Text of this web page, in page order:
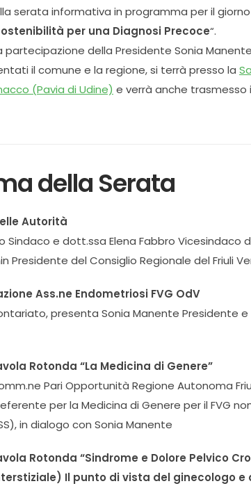
serata informativa in programma per il
per una Diagnosi Precoce“.
partecipazione della Presidente Sonia
il comune e la regione, si terrà presso la
(Pavia di Udine) e verrà anche
della Serata
Autorità
Sindaco e dott.ssa Elena Fabbro Vicesindaco
Presidente del Consiglio Regionale del Friuli
Ass.ne Endometriosi FVG OdV
presenta Sonia Manente Presidente
Rotonda “La Medicina di Genere”
Pari Opportunità Regione Autonoma
per la Medicina di Genere per il FVG
in dialogo con Sonia Manente
Rotonda “Sindrome e Dolore Pelvico
Il punto di vista del ginecologo e